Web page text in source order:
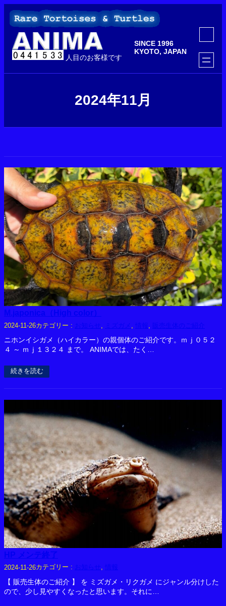
を
人目のお客様です
SINCE 1996
KYOTO, JAPAN
ア
コ
ン
リ
ン
ク
2024年11月
M.japonica（High color）
2024-11-26カテゴリー : お知らせ ミズガメ 情報 販売生体のご紹介
ニホンイシガメ（ハイカラー）の親個体のご紹介です。ｍｊ０５２
４ ～ ｍｊ１３２４ まで。 ANIMAでは、たく…
続きを読む
HP メンテ終了
2024-11-26カテゴリー : お知らせ, 情報
【 販売生体のご紹介 】 を ミズガメ・リクガメ にジャンル分けした
ので、少し見やすくなったと思います。それに…